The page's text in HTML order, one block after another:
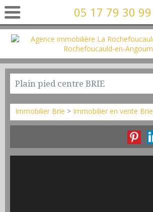
05 17 79 30 99
Plain pied centre BRIE
Immobilier Brie > Immobilier en vente Brie